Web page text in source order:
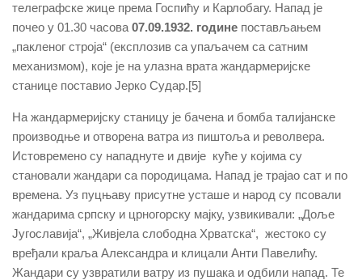
телеграфске жице према Госпићу и Карлобагу. Напад је
почео у 01.30 часова 07.09.1932. године постављањем
„пакленог строја“ (експлозив са упаљачем са сатним
механизмом), које је на улазна врата жандармеријске
станице поставио Јерко Судар.[5]
На жандармеријску станицу је бачена и бомба талијанске
производње и отворена ватра из пиштоља и револвера.
Истовремено су нападнуте и двије куће у којима су
становали жандари са породицама. Напад је трајао сат и по
времена. Уз пуцњаву присутне усташе и народ су псовали
жандарима српску и црногорску мајку, узвикивали: „Доље
Југославија“, „Живјела слободна Хрватска“, жестоко су
вређали краља Александра и клицали Анти Павелићу.
Жандари су узвратили ватру из пушака и одбили напад. Те